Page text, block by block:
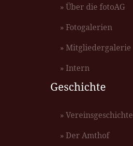
» Über die fotoAG
» Fotogalerien
» Mitgliedergalerie
» Intern
Geschichte
» Vereinsgeschichte
» Der Amthof